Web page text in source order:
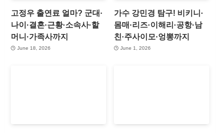
고정우 출연료 얼마? 군대·
나이·결혼·근황·소속사·할
머니·가족사까지
June 18, 2026
가수 강민경 탐구! 비키니·
몸매·리즈·이해리·공항·남
친·주사이모·엉뽕까지
June 1, 2026